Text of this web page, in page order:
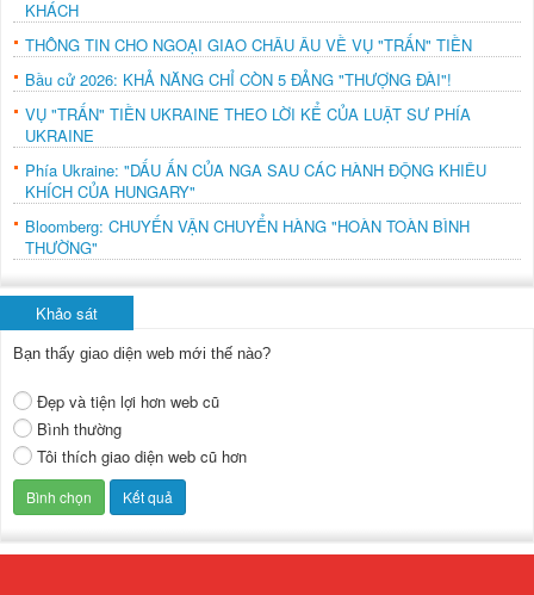
KHÁCH
THÔNG TIN CHO NGOẠI GIAO CHÂU ÂU VỀ VỤ "TRẤN" TIỀN
Bầu cử 2026: KHẢ NĂNG CHỈ CÒN 5 ĐẢNG "THƯỢNG ĐÀI"!
VỤ "TRẤN" TIỀN UKRAINE THEO LỜI KỂ CỦA LUẬT SƯ PHÍA
UKRAINE
Phía Ukraine: "DẤU ẤN CỦA NGA SAU CÁC HÀNH ĐỘNG KHIÊU
KHÍCH CỦA HUNGARY"
Bloomberg: CHUYẾN VẬN CHUYỂN HÀNG "HOÀN TOÀN BÌNH
THƯỜNG"
Khảo sát
Bạn thấy giao diện web mới thế nào?
Đẹp và tiện lợi hơn web cũ
Bình thường
Tôi thích giao diện web cũ hơn